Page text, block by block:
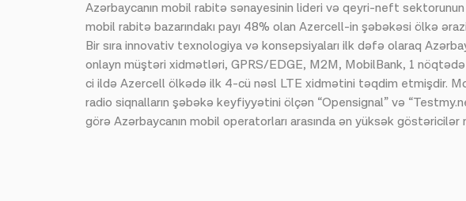
Azərbaycanın mobil rabitə sənayesinin lideri və qeyri-neft
mobil rabitə bazarındakı payı 48% olan Azercell-in şəbəkəsi ölkə
Bir sıra innovativ texnologiya və konsepsiyaları ilk dəfə olaraq
onlayn müştəri xidmətləri, GPRS/EDGE, M2M, MobilBank, 1
ci ildə Azercell ölkədə ilk 4-cü nəsl LTE xidmətini təqdim etmişdir.
radio siqnalların şəbəkə keyfiyyətini ölçən “Opensignal” və
görə Azərbaycanın mobil operatorları arasında ən yüksək göstəricilər